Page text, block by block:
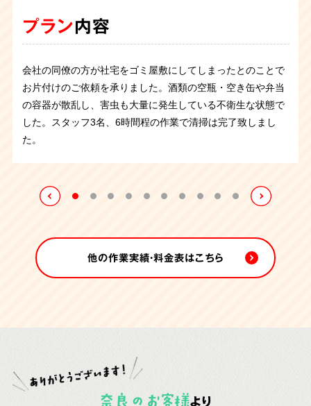
プラン内容
会社の同僚の方が社宅をゴミ屋敷にしてしまったとのことで
お片付けのご依頼を承りました。酒類の空瓶・空き缶や弁当
の容器が散乱し、害虫も大量に発生している不衛生な状態で
した。スタッフ3名、6時間程の作業で清掃は完了致しまし
た。
ゴミ屋敷片付けのご依頼を承りました。衛生が悪い状態で、
大量にあり、仕分けが大変です。まだお住まいになられると
のことで、ネズミが出てきましたので、お客様のご要望によ
りゴミ撤去後に噴霧消毒を行って作業終了です。
プラン内容
長い間ゴミ屋敷になっていたため周辺住民からの苦情もあっ
た中、ご依頼者様が施設に入ることになったためこの機会に
片付けをしてほしいとのことでご依頼を承りました。 大変広
いお家だったことと、そしてお部屋全体がゴミの蓄積で足の
踏み場もない状態でした。物の量とお家の広さもありました
すると、洋服が所狭しと積みあがっている状態でした。お客
様の気持ちに寄り添い丁寧に作業させていただき、片付け後
退去の為の片付けのご依頼です。お客様ご自身ではどうにも
こうにも片付かないので片付けて欲しいとのこと。お伺いす
ると大量のゴミが溜まったゴミ屋敷状態でした。お仕事が多
忙なため、部屋の片付けや掃除が手につかなくなってしまっ
たそうです。作業をしているとライターやマッチが大量に出
てきました。発火性のある危険物はゴミと混ぜて処分すると
重大な事故を引き起こす恐れがあります。慎重に分別しなが
一人暮らしの女性から汚部屋の片付けご依頼です。広めのワ
ンルームのお部屋ですが、ゴミは食品などが多く少し虫が発
生している所もありました。汚部屋は仕分けが大変です。最
後まで丁寧な作業をさせて頂きました。
お亡くなりになった弟様のお部屋の遺品整理と片付けのお仕
屋でアンモニア臭が鼻を突いてきました。臭いの原因はペッ
トボトルに排泄をされていたようで、その臭いが漂っている
状態です。作業自体は7.5時間程で無事に終えることが出来ま
した。
床が分からないぐらいに紙が積みあがったお部屋の片付けの
ご依頼です。お探しの書類があるとのことですが、量が多く
ご自身では見つけられないとうい事で片付けのご依頼をいた
だきました。探していた書類は無事に見つかり、お客様は大
変満足されていました。不要な紙は資源としてリサイクルさ
せていただきます。
プラン内容
今回は紙が床一面に敷き詰められた汚部屋の片付けのご依頼
でした。紙類はかさ張らない分、袋いっぱいに詰めるととて
も重く、2階から重さのあるゴミ袋を担いで階段を往復する
体力のいる作業になりました。 床はシミやカビが無かったの
で片付けが終わるときれいなフローリングが見えてご依頼者
お部屋がゴミ屋敷状態になってしまっているとのことで転居
できずにいるため、片づけてほしいとのご依頼をいただきま
した。仕分け作業を行うのですが、紙が多く仕分け作業に時
間を少し割いてしましたがスタッフ3名の6時間程で無事に完
了致しました。
他の作業実績・料金表はこちら
奈良 の お客様より